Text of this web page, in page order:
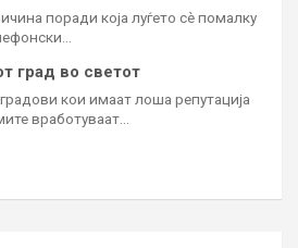
поради која луѓето сè помалку
град во светот
кои имаат лоша репутација
вработуваат…